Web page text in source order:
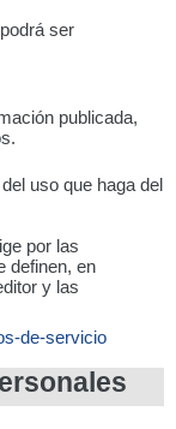
ser
publicada,
uso que haga del
por las
definen, en
y las
de-servicio